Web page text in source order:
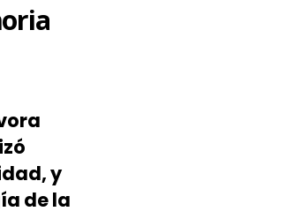
y
de la